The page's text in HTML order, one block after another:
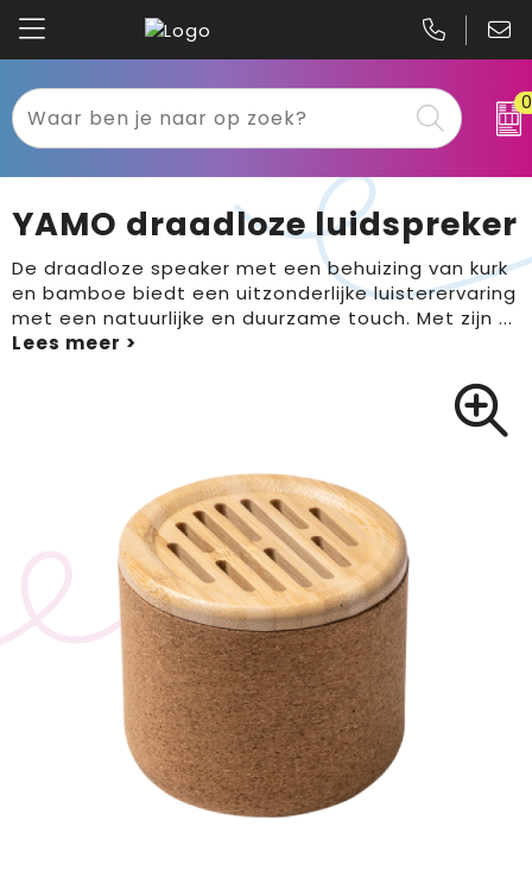
0
Textiel
Sport
Binnenreclame
Drukwerk
Brievenbuspakketten
Kariban
Gildan
Blaklader
YAMO draadloze luidspreker
De draadloze speaker met een behuizing van kurk
en bamboe biedt een uitzonderlijke luisterervaring
met een natuurlijke en duurzame touch. Met zijn ...